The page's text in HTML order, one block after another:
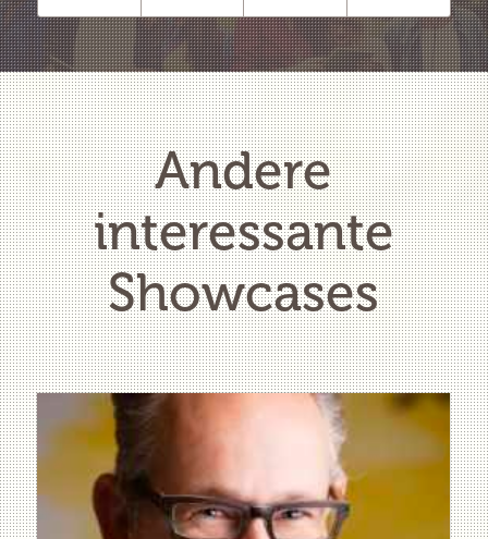
Andere
interessante
Showcases